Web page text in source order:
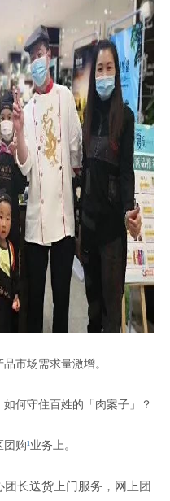
市场需求量激增。
何守住百姓的「肉案子」？
团购¹业务上。
长送货上门服务，网上团